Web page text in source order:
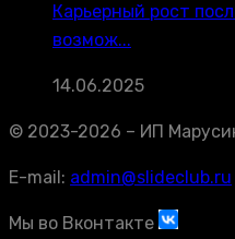
Карьерный рост
возмож...
14.06.2025
© 2023-2026 – ИП
E-mail: admin@slideclub.ru
Мы во Вконтакте